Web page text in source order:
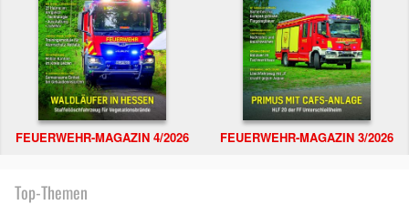
FEUERWEHR-MAGAZIN 4/2026 FEUERWEHR-MAGAZIN 3/2026
Top-Themen